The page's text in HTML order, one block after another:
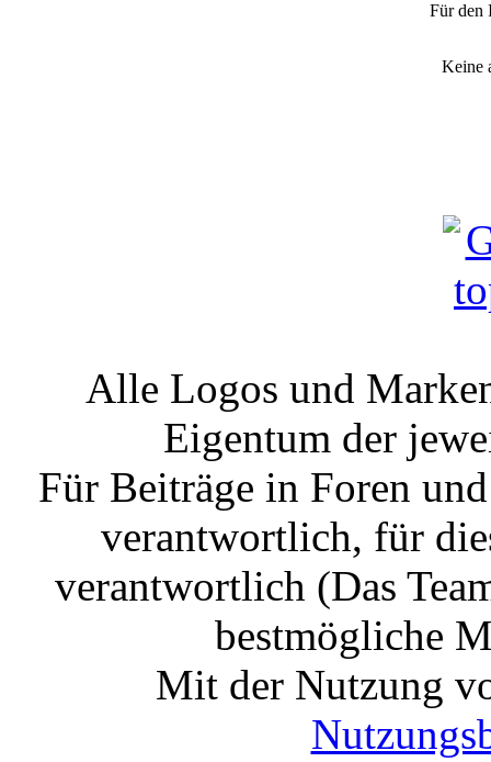
Für den
Keine
Alle Logos und
Eigentum der
Für Beiträge in Foren
verantwortlich, für
verantwortlich (Das
bestmögliche
Mit der Nutzung